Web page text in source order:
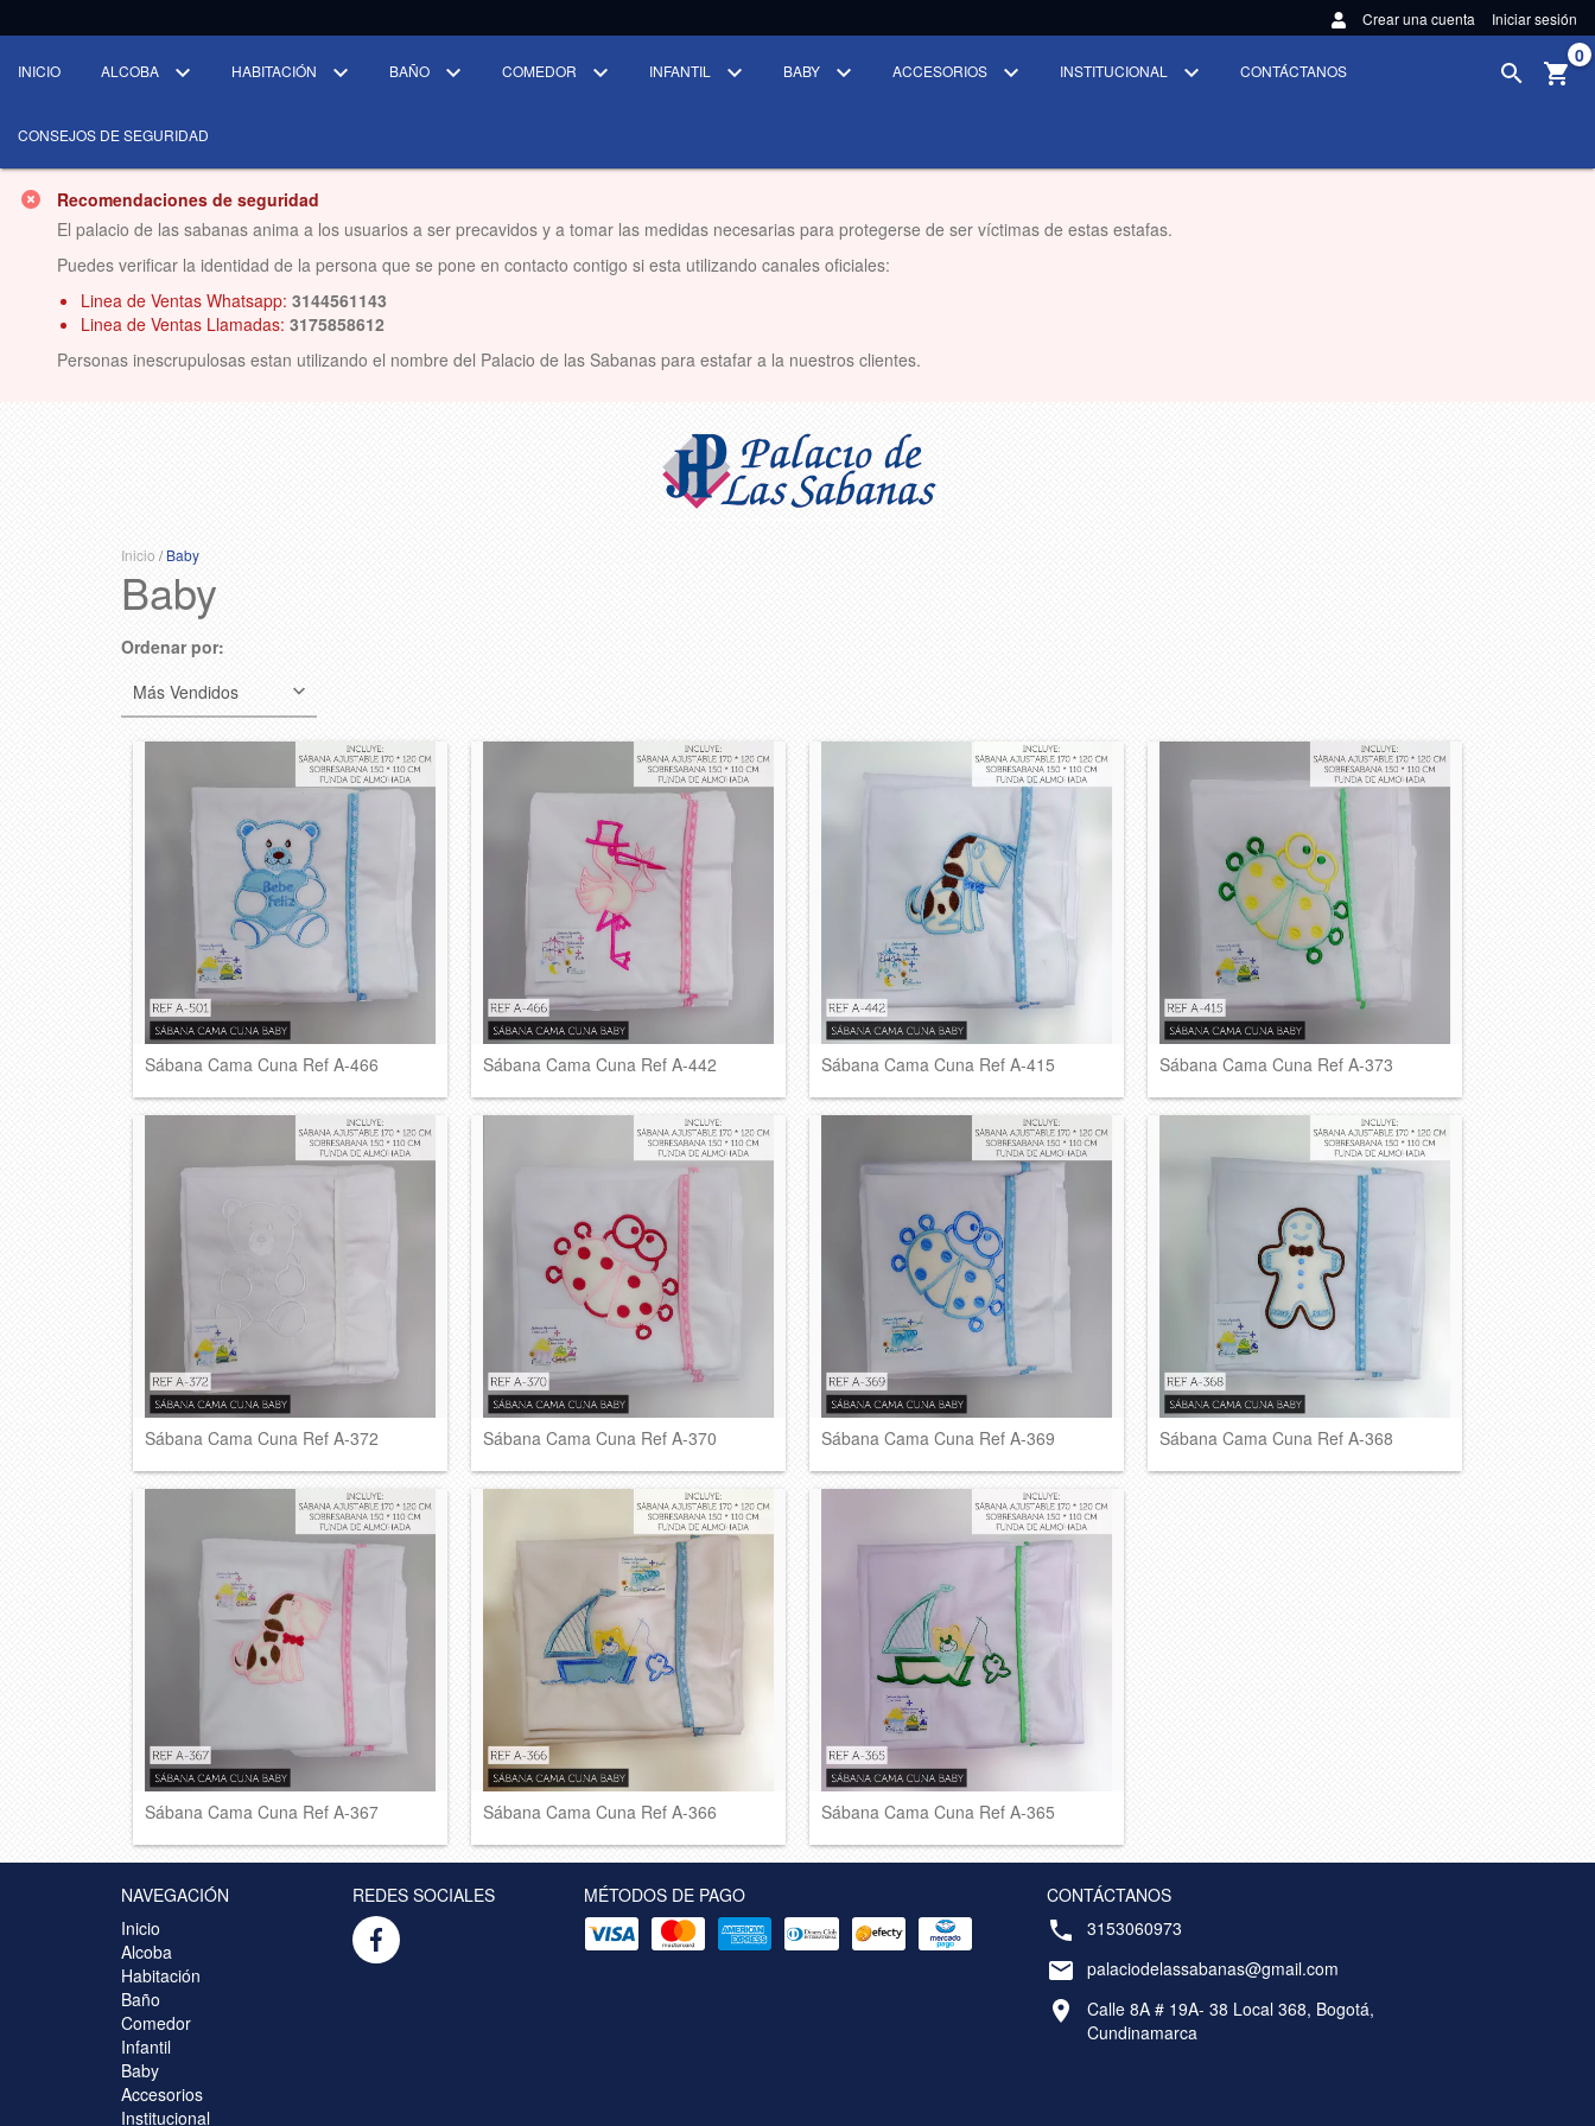
Crear una cuenta Iniciar sesión
INICIO ALCOBA HABITACIÓN BAÑO COMEDOR INFANTIL BABY ACCESORIOS INSTITUCIONAL CONTÁCTANOS
CONSEJOS DE SEGURIDAD
0
Recomendaciones de seguridad
El palacio de las sabanas anima a los usuarios a ser precavidos y a tomar las medidas necesarias para protegerse de ser víctimas de estas estafas.
Puedes verificar la identidad de la persona que se pone en contacto contigo si esta utilizando canales oficiales:
Linea de Ventas Whatsapp: 3144561143
Linea de Ventas Llamadas: 3175858612
Personas inescrupulosas estan utilizando el nombre del Palacio de las Sabanas para estafar a la nuestros clientes.
Inicio /Baby
Baby
Ordenar por:
Sábana Cama Cuna Ref A-466 Sábana Cama Cuna Ref A-442 Sábana Cama Cuna Ref A-415 Sábana Cama Cuna Ref A-373
Sábana Cama Cuna Ref A-372 Sábana Cama Cuna Ref A-370 Sábana Cama Cuna Ref A-369 Sábana Cama Cuna Ref A-368
Sábana Cama Cuna Ref A-367 Sábana Cama Cuna Ref A-366 Sábana Cama Cuna Ref A-365
NAVEGACIÓN
Inicio
Alcoba
Habitación
Baño
Comedor
Infantil
Baby
Accesorios
Institucional
REDES SOCIALES MÉTODOS DE PAGO
CONTÁCTANOS
3153060973
palaciodelassabanas@gmail.com
Calle 8A # 19A- 38 Local 368, Bogotá,
Cundinamarca